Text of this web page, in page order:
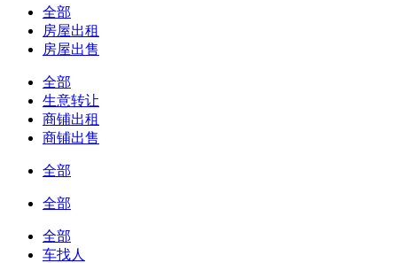
全部
房屋出租
房屋出售
全部
生意转让
商铺出租
商铺出售
全部
全部
全部
车找人